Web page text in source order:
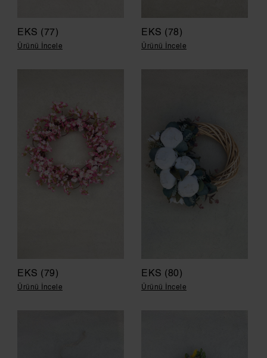
EKS (77)
Ürünü İncele
EKS (78)
Ürünü İncele
EKS (79)
Ürünü İncele
EKS (80)
Ürünü İncele